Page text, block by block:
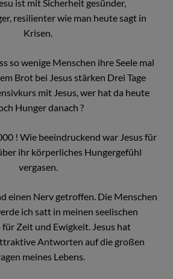
ist mit Sicherheit gesünder,
resilienter wie man heute sagt in
Krisen.
so wenige Menschen ihre Seele mal
Brot bei Jesus stärken Drei Tage
mit Jesus, wer hat da heute
Hunger danach ?
! Wie beeindruckend war Jesus für
ihr körperliches Hungergefühl
vergasen.
einen Nerv getroffen. Die Menschen
ich satt in meinen seelischen
Zeit und Ewigkeit. Jesus hat
Antworten auf die großen
meines Lebens.